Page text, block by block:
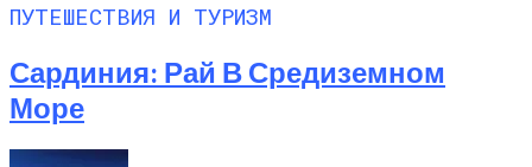
Листьях Смородины
ПУТЕШЕСТВИЯ И ТУРИЗМ
Сардиния: Рай В Средиземном
Море